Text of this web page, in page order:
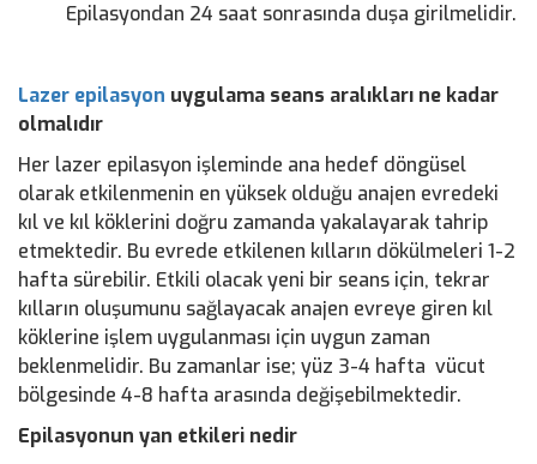
Epilasyondan 24 saat sonrasında duşa girilmelidir.
Lazer epilasyon uygulama seans aralıkları ne kadar
olmalıdır
Her lazer epilasyon işleminde ana hedef döngüsel
olarak etkilenmenin en yüksek olduğu anajen evredeki
kıl ve kıl köklerini doğru zamanda yakalayarak tahrip
etmektedir. Bu evrede etkilenen kılların dökülmeleri 1-2
hafta sürebilir. Etkili olacak yeni bir seans için, tekrar
kılların oluşumunu sağlayacak anajen evreye giren kıl
köklerine işlem uygulanması için uygun zaman
beklenmelidir. Bu zamanlar ise; yüz 3-4 hafta vücut
bölgesinde 4-8 hafta arasında değişebilmektedir.
Epilasyonun yan etkileri nedir